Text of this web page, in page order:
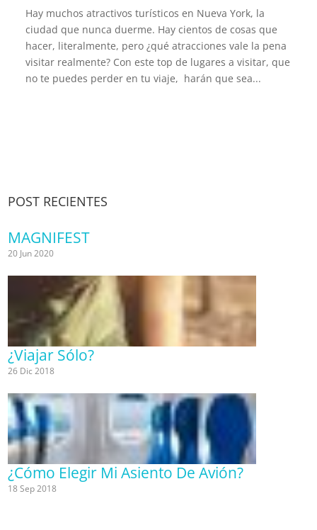
Hay muchos atractivos turísticos en Nueva York, la
ciudad que nunca duerme. Hay cientos de cosas que
hacer, literalmente, pero ¿qué atracciones vale la pena
visitar realmente? Con este top de lugares a visitar, que
no te puedes perder en tu viaje, harán que sea...
POST RECIENTES
MAGNIFEST
20 Jun 2020
¿Viajar Sólo?
26 Dic 2018
¿Cómo Elegir Mi Asiento De Avión?
18 Sep 2018